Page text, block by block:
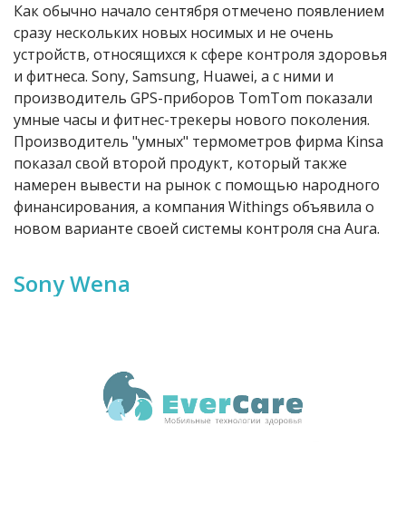
Как обычно начало сентября отмечено появлением
сразу нескольких новых носимых и не очень
устройств, относящихся к сфере контроля здоровья
и фитнеса. Sony, Samsung, Huawei, а с ними и
производитель GPS-приборов TomTom показали
умные часы и фитнес-трекеры нового поколения.
Производитель "умных" термометров фирма Kinsa
показал свой второй продукт, который также
намерен вывести на рынок с помощью народного
финансирования, а компания Withings объявила о
новом варианте своей системы контроля сна Aura.
Sony Wena